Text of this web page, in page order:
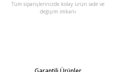
Tüm siparişlerinizde kolay ürün iade ve
değişim imkanı